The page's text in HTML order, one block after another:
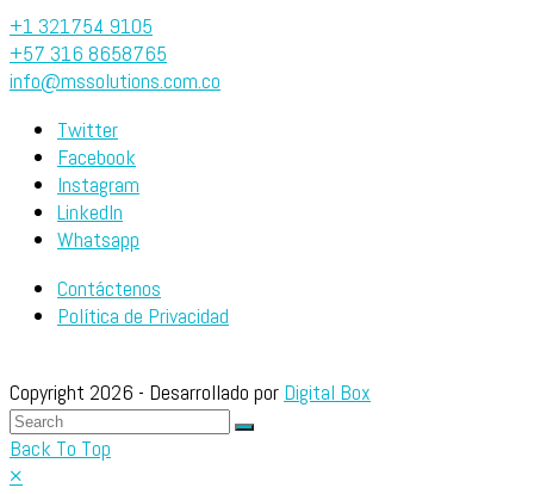
+1 321754 9105
+57 316 8658765
info@mssolutions.com.co
Twitter
Facebook
Instagram
LinkedIn
Whatsapp
Contáctenos
Política de Privacidad
Copyright 2026 - Desarrollado por Digital Box
Back To Top
×